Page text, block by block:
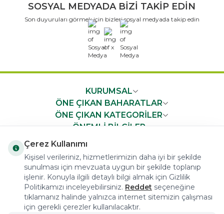
SOSYAL MEDYADA BİZİ TAKİP EDİN
Son duyuruları görmek için bizleri sosyal medyada takip edin
x
KURUMSAL
ÖNE ÇIKAN BAHARATLAR
ÖNE ÇIKAN KATEGORİLER
ÖNEMLİ BİLGİLER
COPYRIGHT © 2023 arifoglu.com ALL RIGHTS RESERVED
Çerez Kullanımı
Kişisel verileriniz, hizmetlerimizin daha iyi bir şekilde
sunulması için mevzuata uygun bir şekilde toplanıp
işlenir. Konuyla ilgili detaylı bilgi almak için Gizlilik
Politikamızı inceleyebilirsiniz. Reddet seçeneğine
tıklamanız halinde yalnızca internet sitemizin çalışması
için gerekli çerezler kullanılacaktır.